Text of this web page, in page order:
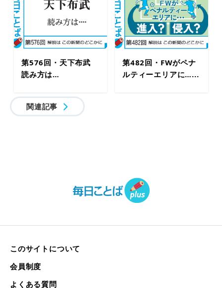
第576回・天下布武
読み方は…
第482回・FWがペナ
ルティーエリアに…...
関連記事
このサイトについて
会員制度
よくある質問